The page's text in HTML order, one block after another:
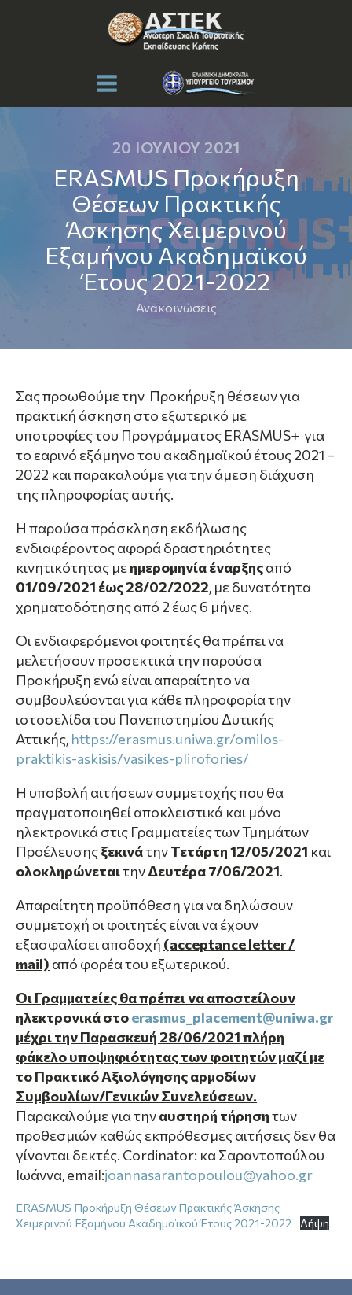
20 ΙΟΥΛΊΟΥ 2021
ERASMUS Προκήρυξη
Θέσεων Πρακτικής
Άσκησης Χειμερινού
Εξαμήνου Ακαδημαϊκού
Έτους 2021-2022
Ανακοινώσεις
Σας προωθούμε την Προκήρυξη θέσεων για
πρακτική άσκηση στο εξωτερικό με
υποτροφίες του Προγράμματος ERASMUS+ για
το εαρινό εξάμηνο του ακαδημαϊκού έτους 2021 –
2022 και παρακαλούμε για την άμεση διάχυση
της πληροφορίας αυτής.
Η παρούσα πρόσκληση εκδήλωσης
ενδιαφέροντος αφορά δραστηριότητες
κινητικότητας μεημερομηνία έναρξηςαπό
01/09/2021 έως 28/02/2022, με δυνατότητα
χρηματοδότησης από 2 έως 6 μήνες.
Οι ενδιαφερόμενοι φοιτητές θα πρέπει να
μελετήσουν προσεκτικά την παρούσα
Προκήρυξη ενώ είναι απαραίτητο να
συμβουλεύονται για κάθε πληροφορία την
ιστοσελίδα του Πανεπιστημίου Δυτικής
Αττικής, https://erasmus.uniwa.gr/omilos-
praktikis-askisis/vasikes-plirofories/
Η υποβολή αιτήσεων συμμετοχής που θα
πραγματοποιηθεί αποκλειστικά και μόνο
ηλεκτρονικά στις Γραμματείες των Τμημάτων
ΠροέλευσηςξεκινάτηνΤετάρτη 12/05/2021 και
ολοκληρώνεταιτηνΔευτέρα 7/06/2021.
Απαραίτητη προϋπόθεση για να δηλώσουν
συμμετοχή οι φοιτητές είναι να έχουν
εξασφαλίσει αποδοχή (acceptance letter/
mail) από φορέα του εξωτερικού.
Οι Γραμματείες θα πρέπει να αποστείλουν
ηλεκτρονικά στοerasmus_placement@uniwa.gr
μέχρι την Παρασκευή 28/06/2021 πλήρη
φάκελο υποψηφιότητας των φοιτητών μαζί με
το Πρακτικό Αξιολόγησης αρμοδίων
Συμβουλίων/Γενικών Συνελεύσεων.
Παρακαλούμε για τηναυστηρή τήρησητων
προθεσμιών καθώς εκπρόθεσμες αιτήσεις δεν θα
γίνονται δεκτές. Cordinator: κα Σαραντοπούλου
Ιωάννα, email:joannasarantopoulou@yahoo.gr
ERASMUS Προκήρυξη Θέσεων Πρακτικής Άσκησης
Χειμερινού Εξαμήνου Ακαδημαϊκού Έτους 2021-2022
Λήψη